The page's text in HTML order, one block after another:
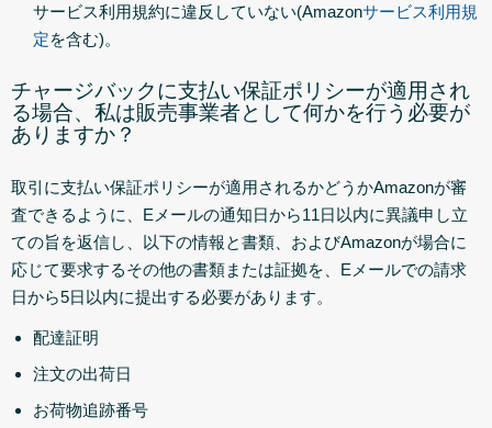
サービス利用規約に違反していない(Amazonサービス利用規
定を含む)。
チャージバックに支払い保証ポリシーが適用され
る場合、私は販売事業者として何かを行う必要が
ありますか？
取引に支払い保証ポリシーが適用されるかどうかAmazonが審
査できるように、Eメールの通知日から11日以内に異議申し立
ての旨を返信し、以下の情報と書類、およびAmazonが場合に
応じて要求するその他の書類または証拠を、Eメールでの請求
日から5日以内に提出する必要があります。
配達証明
注文の出荷日
お荷物追跡番号